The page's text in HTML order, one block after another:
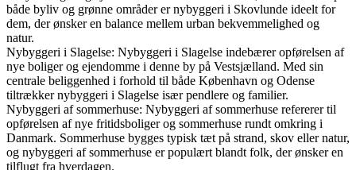
både byliv og grønne områder er nybyggeri i Skovlunde ideelt for
dem, der ønsker en balance mellem urban bekvemmelighed og
natur.
Nybyggeri i Slagelse: Nybyggeri i Slagelse indebærer opførelsen af
nye boliger og ejendomme i denne by på Vestsjælland. Med sin
centrale beliggenhed i forhold til både København og Odense
tiltrækker nybyggeri i Slagelse især pendlere og familier.
Nybyggeri af sommerhuse: Nybyggeri af sommerhuse refererer til
opførelsen af nye fritidsboliger og sommerhuse rundt omkring i
Danmark. Sommerhuse bygges typisk tæt på strand, skov eller natur,
og nybyggeri af sommerhuse er populært blandt folk, der ønsker en
tilflugt fra hverdagen.